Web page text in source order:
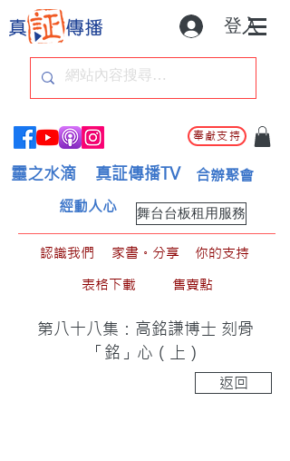
登入
奉獻支持
靈之水滴 真証傳播TV 合辦聚會
舞台台板租用服務
經動人心
認識我們 家書。分享
你的支持
表格下載
售賣點
第八十八集：高銘謙博士 刻骨
「銘」心（上）
返回